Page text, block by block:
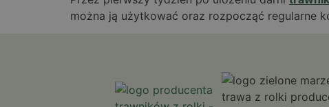
można ją użytkować oraz rozpocząć regularne